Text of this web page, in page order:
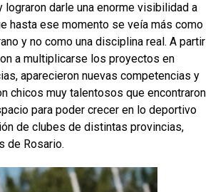
lograron darle una enorme visibilidad a
hasta ese momento se veía más como
y no como una disciplina real. A partir
a multiplicarse los proyectos en
aparecieron nuevas competencias y
chicos muy talentosos que encontraron
para poder crecer en lo deportivo
de clubes de distintas provincias,
de Rosario.